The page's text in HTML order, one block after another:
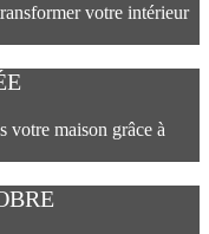
votre intérieur
votre maison grâce à